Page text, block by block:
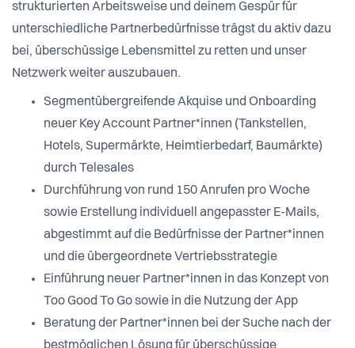
strukturierten Arbeitsweise und deinem Gespür für
unterschiedliche Partnerbedürfnisse trägst du aktiv dazu
bei, überschüssige Lebensmittel zu retten und unser
Netzwerk weiter auszubauen.
Segmentübergreifende Akquise und Onboarding
neuer Key Account Partner*innen (Tankstellen,
Hotels, Supermärkte, Heimtierbedarf, Baumärkte)
durch Telesales
Durchführung von rund 150 Anrufen pro Woche
sowie Erstellung individuell angepasster E-Mails,
abgestimmt auf die Bedürfnisse der Partner*innen
und die übergeordnete Vertriebsstrategie
Einführung neuer Partner*innen in das Konzept von
Too Good To Go sowie in die Nutzung der App
Beratung der Partner*innen bei der Suche nach der